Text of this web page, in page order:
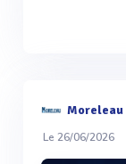
Moreleau
Le 26/06/2026